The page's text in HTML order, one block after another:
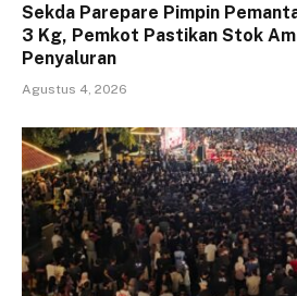
Sekda Parepare Pimpin
3 Kg, Pemkot Pastikan Stok
Penyaluran
Agustus 4, 2026